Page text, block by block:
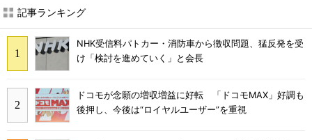
記事ランキング
NHK受信料パトカー・消防車から徴収問題、猛反発を受
け「検討を進めていく」と会長
ドコモが念願の増収増益に好転 「ドコモMAX」好調も
後押し、今後は“ロイヤルユーザー”を重視